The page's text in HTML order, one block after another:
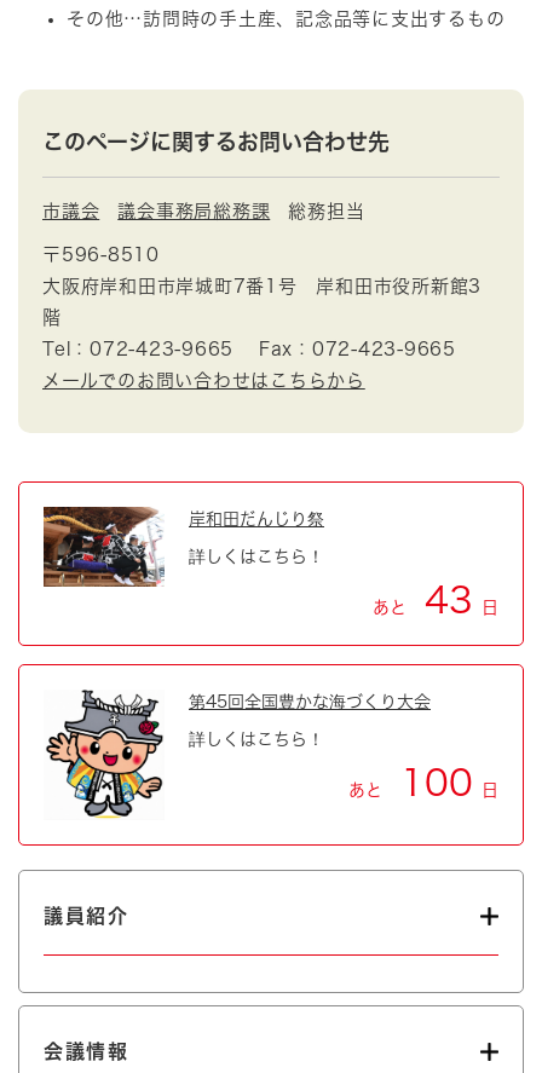
その他…訪問時の手土産、記念品等に支出するもの
このページに関するお問い合わせ先
市議会 議会事務局総務課 総務担当
〒596-8510
大阪府岸和田市岸城町7番1号 岸和田市役所新館3
階
Tel：072-423-9665
Fax：072-423-9665
メールでのお問い合わせはこちらから
岸和田だんじり祭
詳しくはこちら！
あと 43 日
第45回全国豊かな海づくり大会
詳しくはこちら！
あと 100 日
議員紹介
会議情報